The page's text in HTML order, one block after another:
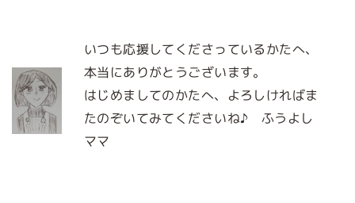
いつも応援してくださっているかたへ、
本当にありがとうございます。
はじめましてのかたへ、よろしければま
たのぞいてみてくださいね♪ ふうよし
ママ